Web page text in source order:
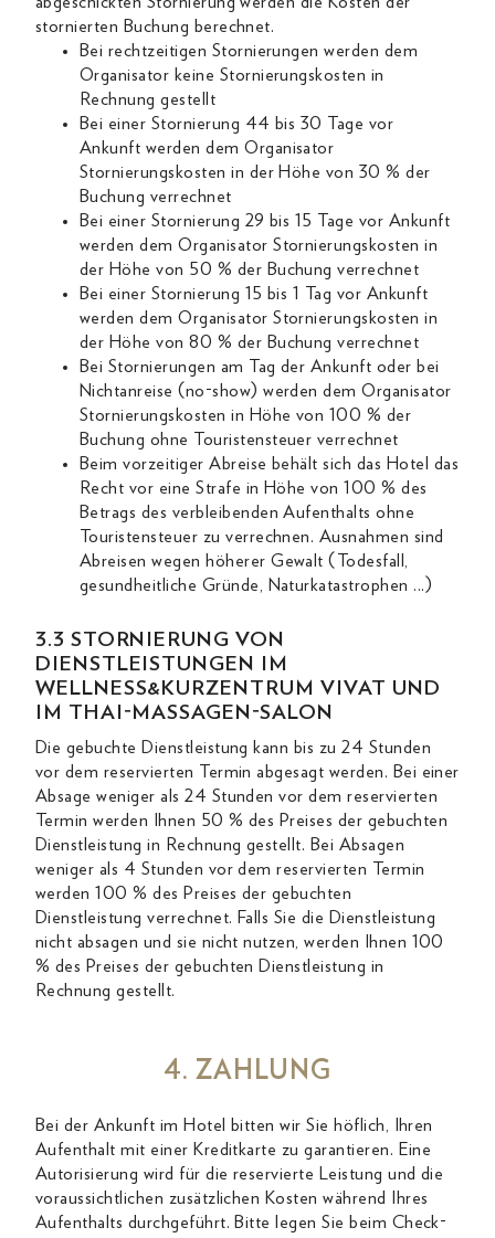
stornierten Buchung berechnet.
Bei rechtzeitigen Stornierungen werden dem
Organisator keine Stornierungskosten in
Rechnung gestellt
Bei einer Stornierung 44 bis 30 Tage vor
Ankunft werden dem Organisator
Stornierungskosten in der Höhe von 30 % der
Buchung verrechnet
Bei einer Stornierung 29 bis 15 Tage vor Ankunft
werden dem Organisator Stornierungskosten in
der Höhe von 50 % der Buchung verrechnet
Bei einer Stornierung 15 bis 1 Tag vor Ankunft
werden dem Organisator Stornierungskosten in
der Höhe von 80 % der Buchung verrechnet
Bei Stornierungen am Tag der Ankunft oder bei
Nichtanreise (no-show) werden dem Organisator
Stornierungskosten in Höhe von 100 % der
Buchung ohne Touristensteuer verrechnet
Beim vorzeitiger Abreise behält sich das Hotel das
Recht vor eine Strafe in Höhe von 100 % des
Betrags des verbleibenden Aufenthalts ohne
Touristensteuer zu verrechnen. Ausnahmen sind
Abreisen wegen höherer Gewalt (Todesfall,
gesundheitliche Gründe, Naturkatastrophen ...)
3.3 STORNIERUNG VON
DIENSTLEISTUNGEN IM
WELLNESS&KURZENTRUM VIVAT UND
IM THAI-MASSAGEN-SALON
Die gebuchte Dienstleistung kann bis zu 24 Stunden
vor dem reservierten Termin abgesagt werden. Bei einer
Absage weniger als 24 Stunden vor dem reservierten
Termin werden Ihnen 50 % des Preises der gebuchten
Dienstleistung in Rechnung gestellt. Bei Absagen
weniger als 4 Stunden vor dem reservierten Termin
werden 100 % des Preises der gebuchten
Dienstleistung verrechnet. Falls Sie die Dienstleistung
nicht absagen und sie nicht nutzen, werden Ihnen 100
% des Preises der gebuchten Dienstleistung in
Rechnung gestellt.
4. ZAHLUNG
Bei der Ankunft im Hotel bitten wir Sie höflich, Ihren
Aufenthalt mit einer Kreditkarte zu garantieren. Eine
Autorisierung wird für die reservierte Leistung und die
voraussichtlichen zusätzlichen Kosten während Ihres
Aufenthalts durchgeführt. Bitte legen Sie beim Check-